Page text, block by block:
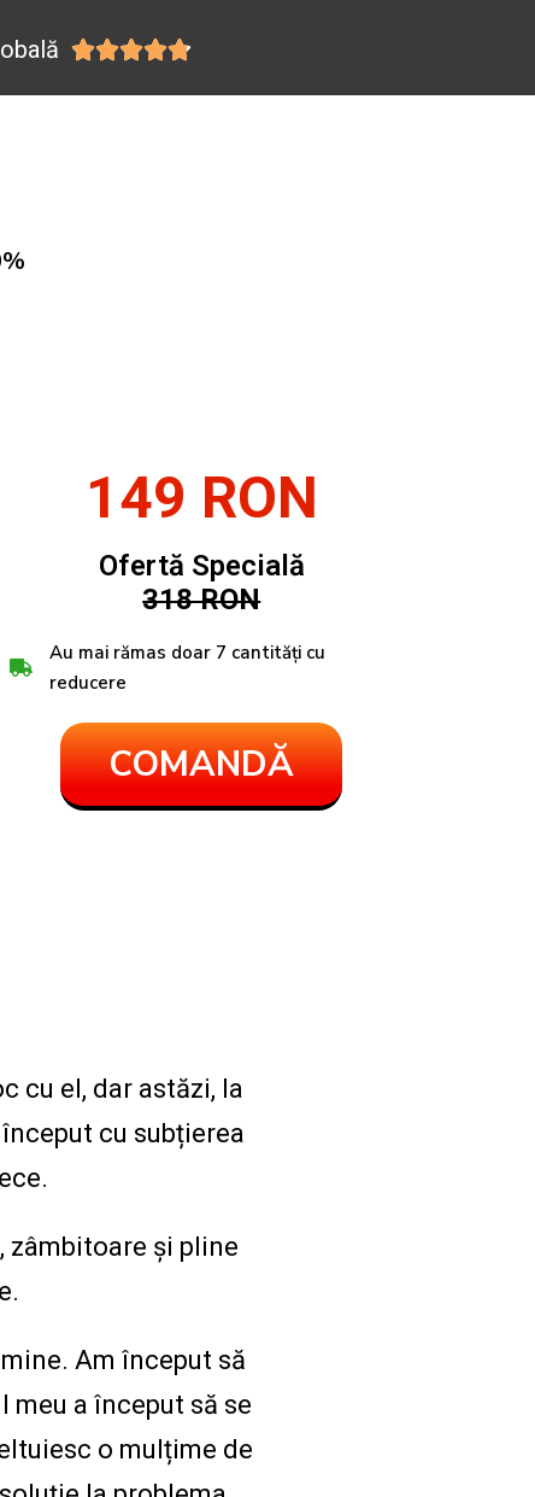

149 RON
Ofertă Specială
318 RON
Au mai rămas doar 7 cantități cu
reducere
COMANDĂ
cu el, dar astăzi, la
cu subțierea
zâmbitoare și pline
Am început să
a început să se
o mulțime de